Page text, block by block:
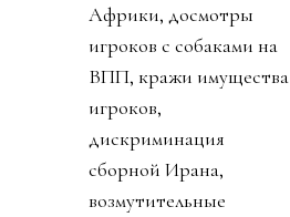
Африки, досмотры
игроков с собаками на
ВПП, кражи имущества
игроков,
дискриминация
сборной Ирана,
возмутительные